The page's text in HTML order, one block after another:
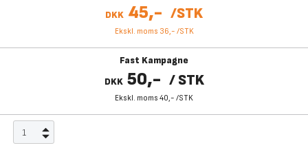
DKK 45,- /STK
Ekskl. moms 36,- /STK
Fast Kampagne
DKK 50,- / STK
Ekskl. moms 40,- /STK